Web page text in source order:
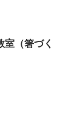
室（箸づく